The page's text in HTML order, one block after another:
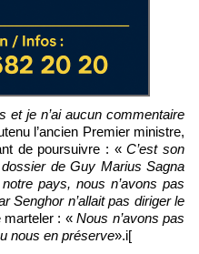
l’ancien Premier ministre,
de poursuivre : «C’est son
de Guy Marius Sagna
pays, nous n’avons pas
Senghor n’allait pas diriger le
marteler : «Nous n’avons pas
nous en préserve».i[